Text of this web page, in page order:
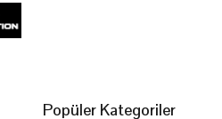
Popüler Kategoriler